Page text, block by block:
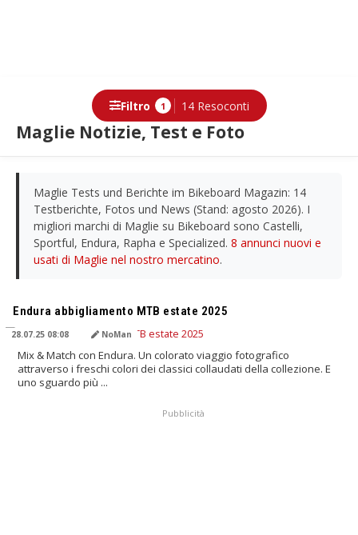
Maglie Notizie, Test e Foto
Filtro 1 14 Resoconti
Maglie Tests und Berichte im Bikeboard Magazin: 14
Testberichte, Fotos und News (Stand: agosto 2026). I
migliori marchi di Maglie su Bikeboard sono Castelli,
Sportful, Endura, Rapha e Specialized. 8 annunci nuovi e
usati di Maglie nel nostro mercatino.
Endura abbigliamento MTB estate 2025
28.07.25 08:08 NoMan
Mix & Match con Endura. Un colorato viaggio fotografico
attraverso i freschi colori dei classici collaudati della collezione. E
uno sguardo più ...
Pubblicità